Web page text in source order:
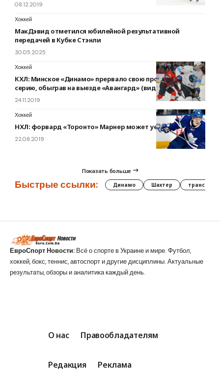
08.12.2019
Хоккей
МакДэвид отметился юбилейной результативной
передачей в Кубке Стэнли
30.05.2025
Хоккей
КХЛ: Минское «Динамо» прервало свою проигрышную
серию, обыграв на выезде «Авангард» (видео)
24.11.2019
Хоккей
НХЛ: форвард «Торонто» Марнер может уехать в Европу
22.08.2019
Показать больше
Быстрые ссылки: Динамо Шахтер трансферы
ЕвроСпорт Новости: Всё о спорте в Украине и мире. Футбол,
хоккей, бокс, теннис, автоспорт и другие дисциплины. Актуальные
результаты, обзоры и аналитика каждый день.
О нас Правообладателям
Редакция Реклама